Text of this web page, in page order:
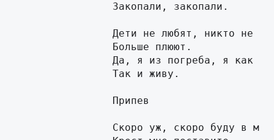
                Закопали, закопали.
Дети не любят, никто не
                Больше плюют.
Да, я из погреба, я как
                Так и живу.
                Припев
Скоро уж, скоро буду в